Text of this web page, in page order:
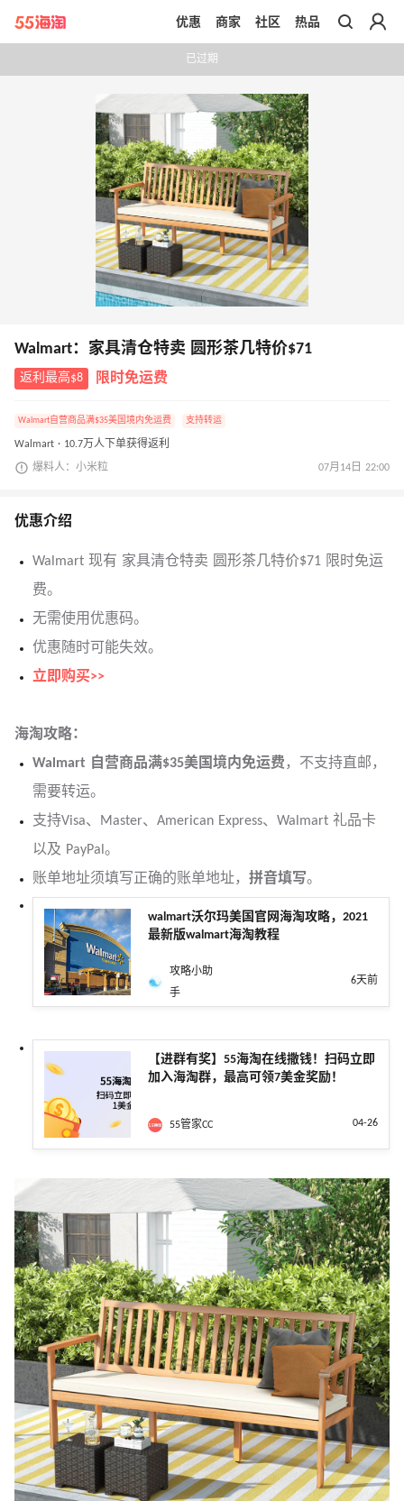
带你去官网买正品
优惠 商家 社区 热品
已过期
Walmart：家具清仓特卖 圆形茶几特价$71
返利最高$8 限时免运费
Walmart自营商品满$35美国境内免运费 支持转运
Walmart · 10.7万人下单获得返利
爆料人：小米粒 07月14日 22:00
优惠介绍
Walmart 现有 家具清仓特卖 圆形茶几特价$71 限时免运
费。
无需使用优惠码。
优惠随时可能失效。
立即购买>>
海淘攻略：
Walmart 自营商品满$35美国境内免运费 ，不支持直邮，
需要转运。
支持Visa、Master、American Express、Walmart 礼品卡
以及 PayPal。
账单地址须填写正确的账单地址， 拼音填写。
walmart沃尔玛美国官网海淘攻略，2021
最新版walmart海淘教程
攻略小助
手
6天前
【进群有奖】55海淘在线撒钱！扫码立即
加入海淘群，最高可领7美金奖励！
55管家CC 04-26